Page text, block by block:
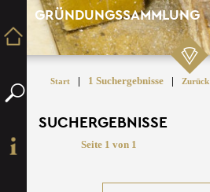
GRÜNDUNGSSAMMLUNG
Start | 1 Suchergebnisse | Zurück
SUCHERGEBNISSE
Seite 1 von 1